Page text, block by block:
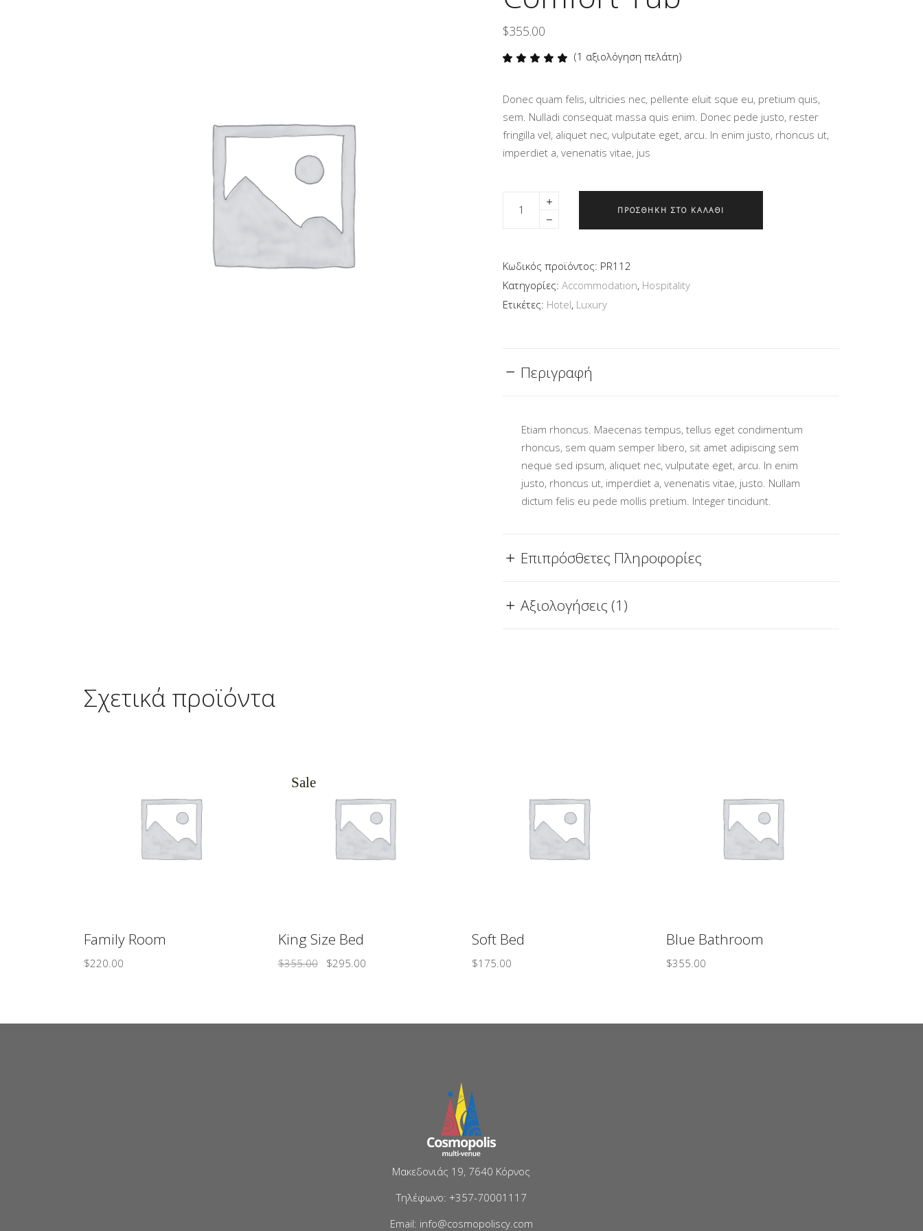
$355.00
Βαθμολογήθηκε
με βάση
1
βαθμολογία
πελάτη
(1 αξιολόγηση πελάτη)
Donec quam felis, ultricies nec, pellente eluit sque eu, pretium quis,
sem. Nulladi consequat massa quis enim. Donec pede justo, rester
fringilla vel, aliquet nec, vulputate eget, arcu. In enim justo, rhoncus ut,
imperdiet a, venenatis vitae, jus
ΠΡΟΣΘΉΚΗ ΣΤΟ ΚΑΛΆΘΙ
Κωδικός προϊόντος: PR112
Κατηγορίες: Accommodation, Hospitality
Ετικέτες: Hotel, Luxury
Περιγραφή
Etiam rhoncus. Maecenas tempus, tellus eget condimentum
rhoncus, sem quam semper libero, sit amet adipiscing sem
neque sed ipsum, aliquet nec, vulputate eget, arcu. In enim
justo, rhoncus ut, imperdiet a, venenatis vitae, justo. Nullam
dictum felis eu pede mollis pretium. Integer tincidunt.
Επιπρόσθετες Πληροφορίες
Αξιολογήσεις (1)
Σχετικά προϊόντα
ΠΡΟΣΘΉΚΗ ΣΤΟ ΚΑΛΆΘΙ
Family Room
$220.00
Sale
ΠΡΟΣΘΉΚΗ ΣΤΟ ΚΑΛΆΘΙ
King Size Bed
$355.00 $295.00
ΠΡΟΣΘΉΚΗ ΣΤΟ ΚΑΛΆΘΙ
Soft Bed
$175.00
ΠΡΟΣΘΉΚΗ ΣΤΟ ΚΑΛΆΘΙ
Blue Bathroom
$355.00
Μακεδονιάς 19, 7640 Κόρνος
Τηλέφωνο: +357-70001117
Email: info@cosmopoliscy.com